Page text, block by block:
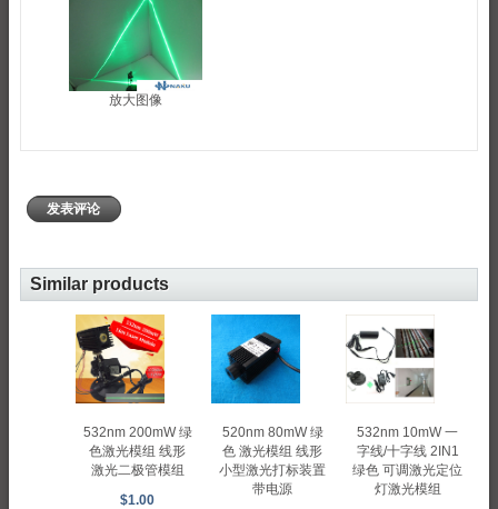
放大图像
发表评论
Similar products
532nm 200mW 绿
色激光模组 线形
激光二极管模组
$1.00
520nm 80mW 绿
色 激光模组 线形
小型激光打标装置
带电源
532nm 10mW 一
字线/十字线 2IN1
绿色 可调激光定位
灯激光模组